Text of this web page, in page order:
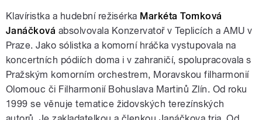
Klavíristka a hudební režisérka Markéta Tomková
Janáčková absolvovala Konzervatoř v Teplicích a AMU v
Praze. Jako sólistka a komorní hráčka vystupovala na
koncertních pódiích doma i v zahraničí, spolupracovala s
Pražským komorním orchestrem, Moravskou filharmonií
Olomouc či Filharmonií Bohuslava Martinů Zlín. Od roku
1999 se věnuje tematice židovských terezínských